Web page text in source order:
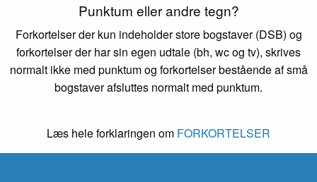
Punktum eller andre tegn?
Forkortelser der kun indeholder store bogstaver (DSB) og
forkortelser der har sin egen udtale (bh, wc og tv), skrives
normalt ikke med punktum og forkortelser bestående af små
bogstaver afsluttes normalt med punktum.
Læs hele forklaringen om FORKORTELSER